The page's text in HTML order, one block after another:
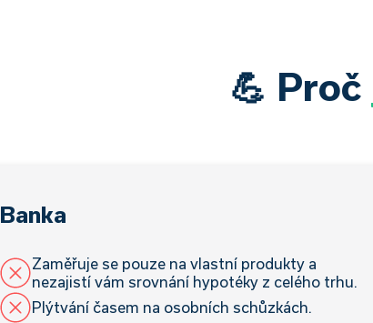
💪 Proč
Banka
Zaměřuje se pouze na vlastní produkty a
nezajistí vám srovnání hypotéky z celého trhu.
Plýtvání časem na osobních schůzkách.